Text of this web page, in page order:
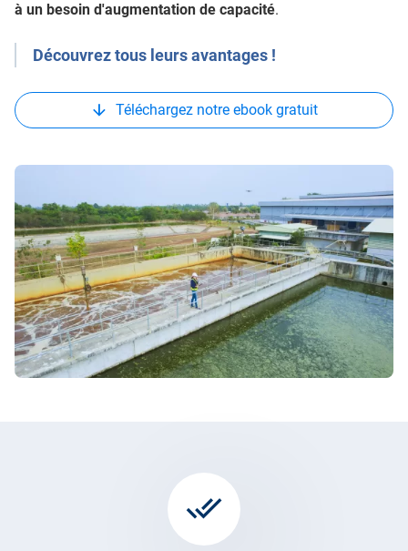
à un besoin d'augmentation de capacité.
Découvrez tous leurs avantages !
Téléchargez notre ebook gratuit